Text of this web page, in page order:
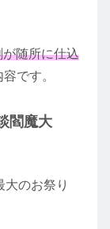
随所に仕込
です。
閻魔大
のお祭り